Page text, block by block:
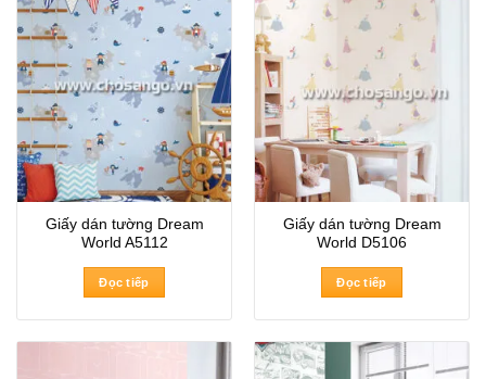
Giấy dán tường Dream
World A5112
Đọc tiếp
Giấy dán tường Dream
World D5106
Đọc tiếp